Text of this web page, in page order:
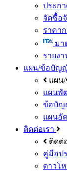
ประก
จัดซื้อ
ราคา
มา
รายง
แผน/ข้อบัญ
แผน
แผนพั
ข้อบัญ
แผนอั
ติดต่อเรา
ติดต่
คู่มือป
ดาวโ